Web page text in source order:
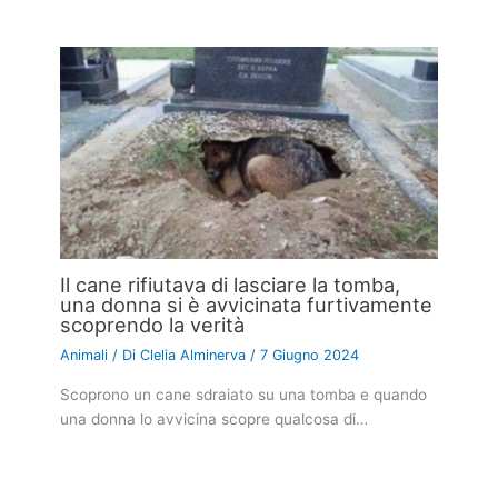
Il cane rifiutava di lasciare la tomba,
una donna si è avvicinata furtivamente
scoprendo la verità
Animali / DiClelia Alminerva /7 Giugno 2024
Scoprono un cane sdraiato su una tomba e quando
una donna lo avvicina scopre qualcosa di…